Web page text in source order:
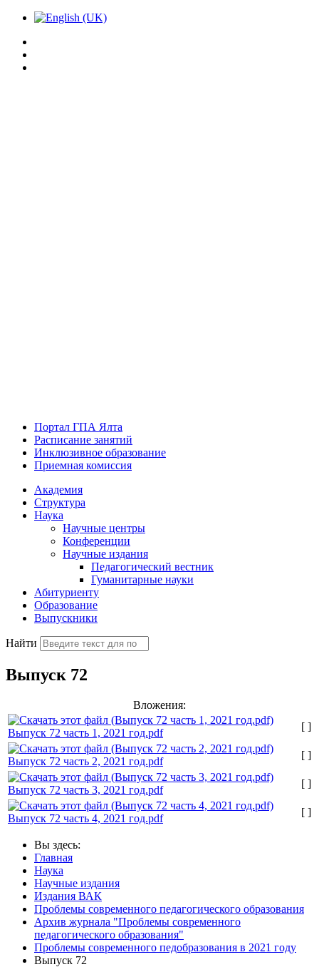
Портал ГПА Ялта
Расписание занятий
Инклюзивное образование
Приемная комиссия
Академия
Структура
Наука
Научные центры
Конференции
Научные издания
Педагогический вестник
Гуманитарные науки
Абитуриенту
Образование
Выпускники
Найти
Выпуск 72
Вложения:
Выпуск 72 часть 1, 2021 год.pdf
[ ]
Выпуск 72 часть 2, 2021 год.pdf
[ ]
Выпуск 72 часть 3, 2021 год.pdf
[ ]
Выпуск 72 часть 4, 2021 год.pdf
[ ]
Вы здесь:
Главная
Наука
Научные издания
Издания ВАК
Проблемы современного педагогического образования
Архив журнала "Проблемы современного
педагогического образования"
Проблемы современного педобразования в 2021 году
Выпуск 72